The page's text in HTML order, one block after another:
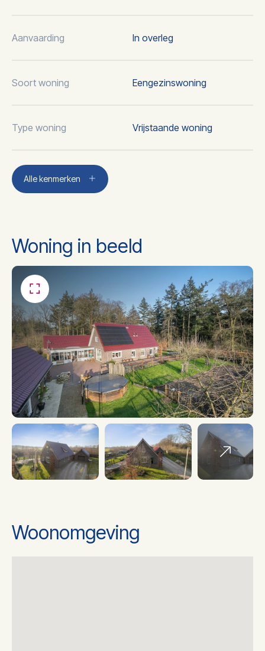
Aanvaarding In overleg
Soort woning Eengezinswoning
Type woning Vrijstaande woning
Aantal kamers
Badkamer voorzieningen Ligbad, douche, wastafel
Isolatie
Dakisolatie, muurisolatie,
vloerisolatie, dubbel glas
Soort Verwarming Cv ketel
Ketel bouwjaar 2013
Eigendom
Alle kenmerken
Woning in beeld
Woonomgeving